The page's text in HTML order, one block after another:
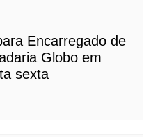
Encarregado de
Globo em
sexta